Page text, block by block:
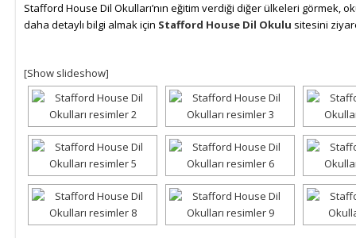
Stafford House Dil Okulları’nın eğitim verdiği diğer ülkeleri görmek,
daha detaylı bilgi almak için Stafford House Dil Okulu sitesini
[Show slideshow]